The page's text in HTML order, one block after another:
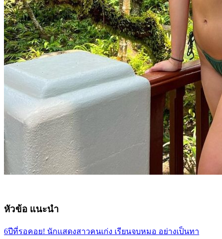
หัวข้อ แนะนำ
6ปีที่รอคอย! นักเเสดงสาวคนเก่ง เรียนจบหมอ อย่างเป็นทา